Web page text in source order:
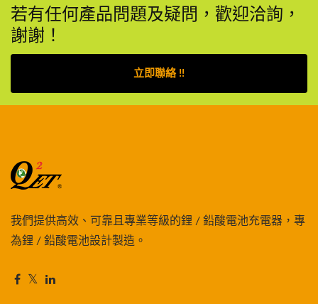
若有任何產品問題及疑問，歡迎洽詢，
謝謝！
立即聯絡 !!
我們提供高效、可靠且專業等級的鋰 / 鉛酸電池充電器，專
為鋰 / 鉛酸電池設計製造。